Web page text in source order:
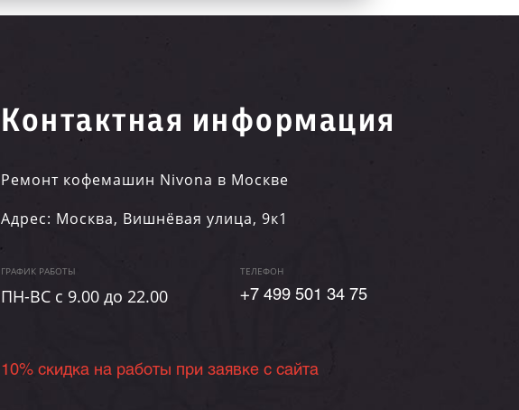
Контактная информация
Ремонт кофемашин Nivona в Москве
Адрес: Москва, Вишнёвая улица, 9к1
ГРАФИК РАБОТЫ
ПН-ВC c 9.00 до 22.00
ТЕЛЕФОН
+7 499 501 34 75
10% скидка на работы при заявке с сайта